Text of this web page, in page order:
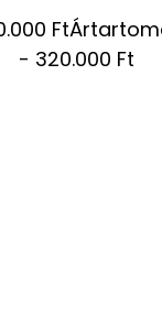
Ft
- 320.000 Ft